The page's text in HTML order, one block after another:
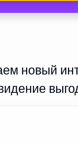
новый